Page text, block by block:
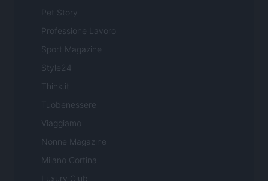
Pet Story
Professione Lavoro
Sport Magazine
Style24
Think.it
Tuobenessere
Viaggiamo
Nonne Magazine
Milano Cortina
Luxury Club